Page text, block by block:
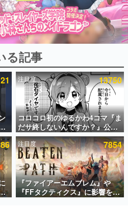
以上！ ページビュー数万以上！ などな
読まれた、電ファミ渾身の“殿堂入り”記
。
イターの方々に製作時のエピソードをお
る企画（ゲーム）とは何か？を探ってい
はいけない。『赫本』は、〈試験問題〉
ラー小説集です。
ルゲーム市場を担う若きクリエイター達
のルーツと情熱を探っていきます。
る記事
注目度 13750
コロコロ初のゆるかわ4コマ『ま
だサ終しないんですか？』公開
スタート。主人公は新入社員の
侘石ダイヤ、ゲーム会社を舞台
にトラブルへ対応する社員たち
を描く
注目度 7854
『ファイアーエムブレム』や
『FFタクティクス』に影響を受
けた新作戦略RPG『Beaten